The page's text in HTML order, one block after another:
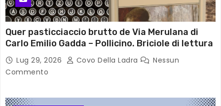
Quer pasticciaccio brutto de Via Merulana di
Carlo Emilio Gadda – Pollicino. Briciole di lettura
Lug 29, 2026 Covo Della Ladra
Nessun
Commento